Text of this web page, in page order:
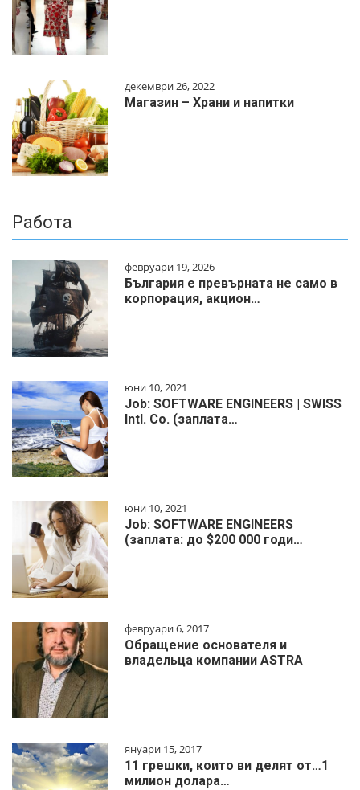
декември 26, 2022
Магазин – Храни и напитки
Работа
февруари 19, 2026
България е превърната не само в
корпорация, акцион…
юни 10, 2021
Job: SOFTWARE ENGINEERS | SWISS
Intl. Co. (заплата…
юни 10, 2021
Job: SOFTWARE ENGINEERS
(заплата: до $200 000 годи…
февруари 6, 2017
Обращение основателя и
владельца компании ASTRA
януари 15, 2017
11 грешки, които ви делят от…1
милиoн дoлapa…